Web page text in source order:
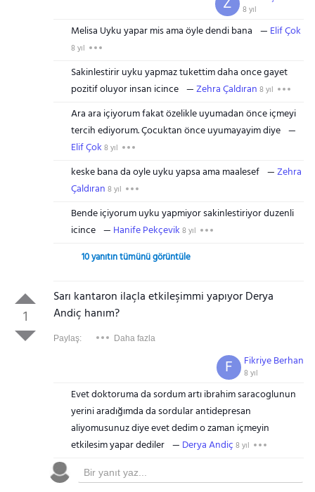
8 yıl
Melisa Uyku yapar mis ama öyle dendi bana Elif Çok
8 yıl
Sakinlestirir uyku yapmaz tukettim daha once gayet
pozitif oluyor insan icince
Zehra Çaldıran 8 yıl
Ara ara içiyorum fakat özelikle uyumadan önce içmeyi
tercih ediyorum. Çocuktan önce uyumayayim diye
Elif Çok 8 yıl
keske bana da oyle uyku yapsa ama maalesef
Zehra
Çaldıran 8 yıl
Bende içiyorum uyku yapmiyor sakinlestiriyor duzenli
icince
Hanife Pekçevik 8 yıl
10 yanıtın tümünü görüntüle
1
Sarı kantaron ilaçla etkileşimmi yapıyor Derya
Andiç hanım?
Paylaş: Daha fazla
Fikriye Berhan
8 yıl
F
Evet doktoruma da sordum artı ibrahim saracoglunun
yerini aradığımda da sordular antidepresan
aliyomusunuz diye evet dedim o zaman içmeyin
etkilesim yapar dediler
Derya Andiç 8 yıl
Gezinti Menüsü